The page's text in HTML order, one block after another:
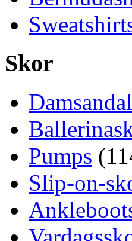
Skor
Pumps
Slip-on-